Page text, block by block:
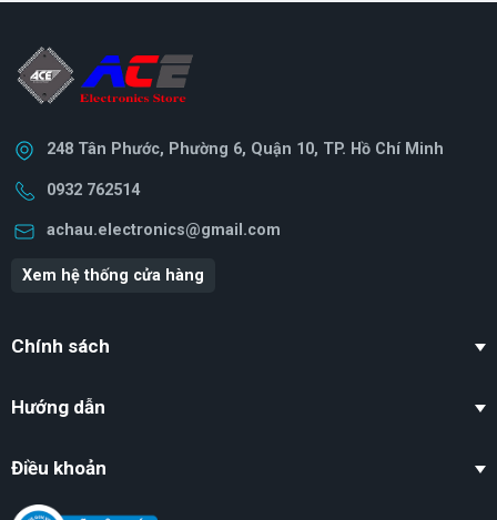
248 Tân Phước, Phường 6, Quận 10, TP. Hồ Chí Minh
0932 762514
achau.electronics@gmail.com
Xem hệ thống cửa hàng
Chính sách
Hướng dẫn
Điều khoản